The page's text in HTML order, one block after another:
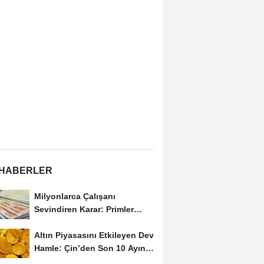
Milyonlarca Çalışanı
Sevindiren Karar: Primler
Altın Piyasasını Etkileyen Dev
Hamle: Çin’den Son 10 Ayın